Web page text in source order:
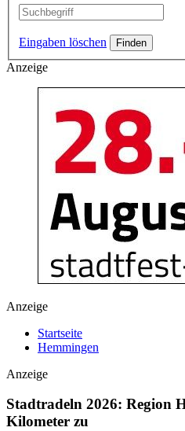
Eingaben löschen
Anzeige
Anzeige
Startseite
Hemmingen
Anzeige
Stadtradeln 2026: Region
Kilometer zu